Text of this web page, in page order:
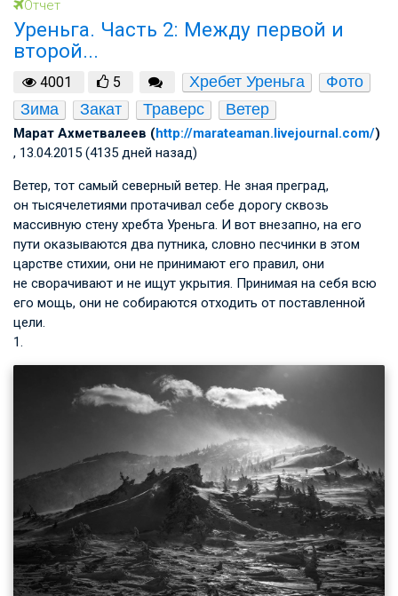
Отчет
Уреньга. Часть 2: Между первой и
второй...
4001 5 Хребет Уреньга
Фото
Зима
Закат Траверс Ветер
Марат Ахметвалеев (http://marateaman.livejournal.com/)
, 13.04.2015 (4135 дней назад)
Ветер, тот самый северный ветер. Не зная преград,
он тысячелетиями протачивал себе дорогу сквозь
массивную стену хребта Уреньга. И вот внезапно, на его
пути оказываются два путника, словно песчинки в этом
царстве стихии, они не принимают его правил, они
не сворачивают и не ищут укрытия. Принимая на себя всю
его мощь, они не собираются отходить от поставленной
цели.
1.